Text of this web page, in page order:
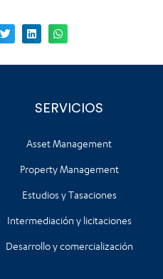
SERVICIOS
Asset Management
Property Management
Estudios y Tasaciones
Intermediación y licitaciones
Desarrollo y comercialización